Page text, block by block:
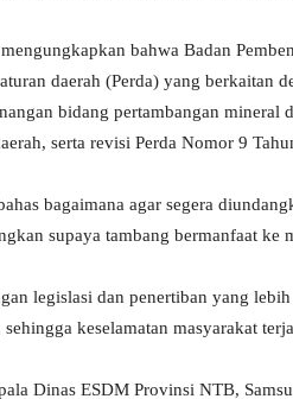
bahwa Badan
daerah (Perda) yang berkaitan
bidang pertambangan mineral
serta revisi Perda Nomor 9
bagaimana agar segera
supaya tambang bermanfaat
legislasi dan penertiban yang
keselamatan masyarakat
Dinas ESDM Provinsi NTB,